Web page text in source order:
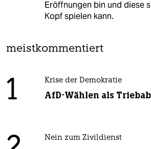
Eröffnungen bin und diese
Kopf spielen kann.
meistkommentiert
1 Krise der Demokratie
AfD-Wählen als
Nein zum Zivildienst